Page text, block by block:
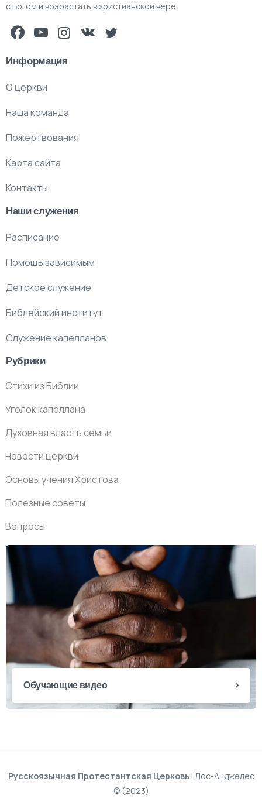
с Богом и возрастать в христианской вере.
Информация
О церкви
Наша команда
Пожертвования
Карта сайта
Контакты
Наши служения
Расписание
Помощь зависимым
Детское служение
Библейский институт
Служение капелланов
Рубрики
Стихи из Библии
Уголок капеллана
Духовная власть семьи
Новости церкви
Основы учения Христова
Полезные советы
Вопросы
Обучающие видео
Русскоязычная Протестантская Церковь| Лос-Анджелес
© (2023)